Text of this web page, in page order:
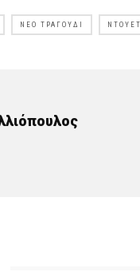
ΝΈΟ ΤΡΑΓΟΎΔΙ